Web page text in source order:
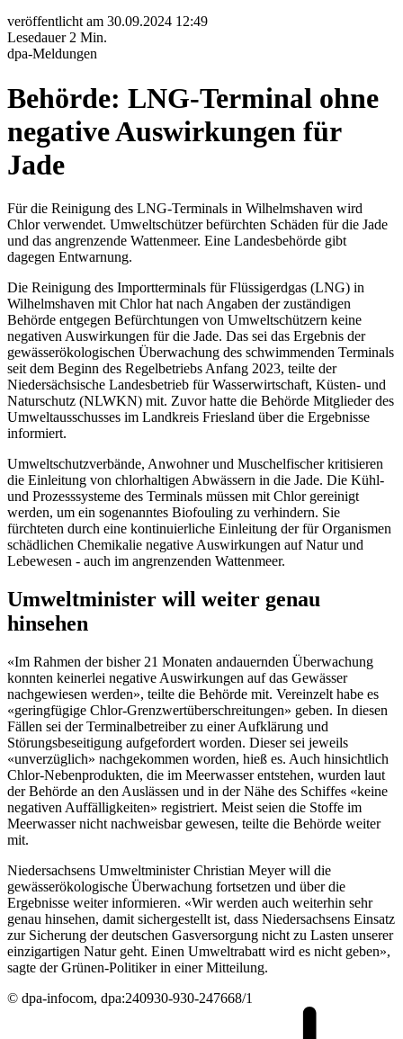
veröffentlicht am 30.09.2024 12:49
Lesedauer 2 Min.
dpa-Meldungen
Behörde: LNG-Terminal ohne
negative Auswirkungen für
Jade
Für die Reinigung des LNG-Terminals in Wilhelmshaven wird
Chlor verwendet. Umweltschützer befürchten Schäden für die Jade
und das angrenzende Wattenmeer. Eine Landesbehörde gibt
dagegen Entwarnung.
Die Reinigung des Importterminals für Flüssigerdgas (LNG) in
Wilhelmshaven mit Chlor hat nach Angaben der zuständigen
Behörde entgegen Befürchtungen von Umweltschützern keine
negativen Auswirkungen für die Jade. Das sei das Ergebnis der
gewässerökologischen Überwachung des schwimmenden Terminals
seit dem Beginn des Regelbetriebs Anfang 2023, teilte der
Niedersächsische Landesbetrieb für Wasserwirtschaft, Küsten- und
Naturschutz (NLWKN) mit. Zuvor hatte die Behörde Mitglieder des
Umweltausschusses im Landkreis Friesland über die Ergebnisse
informiert.
Umweltschutzverbände, Anwohner und Muschelfischer kritisieren
die Einleitung von chlorhaltigen Abwässern in die Jade. Die Kühl-
und Prozesssysteme des Terminals müssen mit Chlor gereinigt
werden, um ein sogenanntes Biofouling zu verhindern. Sie
fürchteten durch eine kontinuierliche Einleitung der für Organismen
schädlichen Chemikalie negative Auswirkungen auf Natur und
Lebewesen - auch im angrenzenden Wattenmeer.
Umweltminister will weiter genau
hinsehen
«Im Rahmen der bisher 21 Monaten andauernden Überwachung
konnten keinerlei negative Auswirkungen auf das Gewässer
nachgewiesen werden», teilte die Behörde mit. Vereinzelt habe es
«geringfügige Chlor-Grenzwertüberschreitungen» geben. In diesen
Fällen sei der Terminalbetreiber zu einer Aufklärung und
Störungsbeseitigung aufgefordert worden. Dieser sei jeweils
«unverzüglich» nachgekommen worden, hieß es. Auch hinsichtlich
Chlor-Nebenprodukten, die im Meerwasser entstehen, wurden laut
der Behörde an den Auslässen und in der Nähe des Schiffes «keine
negativen Auffälligkeiten» registriert. Meist seien die Stoffe im
Meerwasser nicht nachweisbar gewesen, teilte die Behörde weiter
mit.
Niedersachsens Umweltminister Christian Meyer will die
gewässerökologische Überwachung fortsetzen und über die
Ergebnisse weiter informieren. «Wir werden auch weiterhin sehr
genau hinsehen, damit sichergestellt ist, dass Niedersachsens Einsatz
zur Sicherung der deutschen Gasversorgung nicht zu Lasten unserer
einzigartigen Natur geht. Einen Umweltrabatt wird es nicht geben»,
sagte der Grünen-Politiker in einer Mitteilung.
© dpa-infocom, dpa:240930-930-247668/1